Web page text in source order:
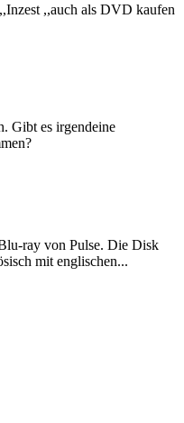
,,auch als DVD kaufen
Gibt es irgendeine
ray von Pulse. Die Disk
mit englischen...